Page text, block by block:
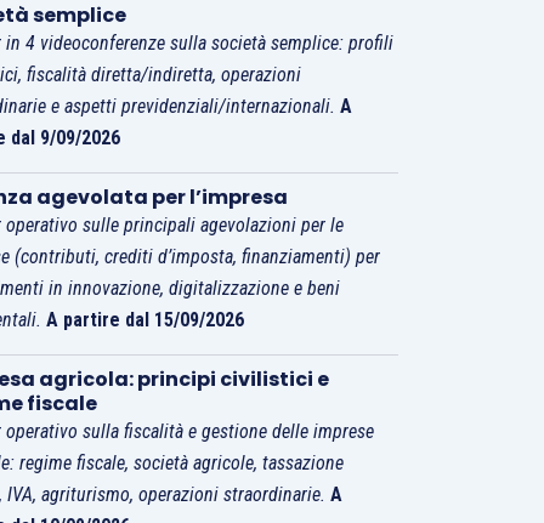
semplice
in 4 videoconferenze sulla società semplice: profili
fiscalità diretta/indiretta, operazioni
e aspetti previdenziali/internazionali.A
dal 9/09/2026
agevolata per l’impresa
operativo sulle principali agevolazioni per le
(contributi, crediti d’imposta, finanziamenti) per
in innovazione, digitalizzazione e beni
A partire dal 15/09/2026
agricola: principi civilistici e
fiscale
operativo sulla fiscalità e gestione delle imprese
regime fiscale, società agricole, tassazione
IVA, agriturismo, operazioni straordinarie.A